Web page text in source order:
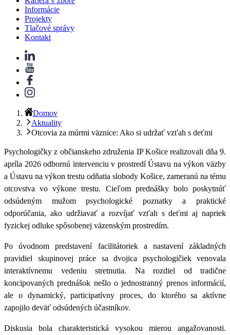
Informácie
Projekty
Tlačové správy
Kontakt
Domov
Aktuality
Otcovia za múrmi väznice: Ako si udržať vzťah s deťmi
Psychologičky z občianskeho združenia IP Košice realizovali dňa 9.
apríla 2026 odbornú intervenciu v prostredí Ústavu na výkon väzby
a Ústavu na výkon trestu odňatia slobody Košice, zameranú na tému
otcovstva vo výkone trestu. Cieľom prednášky bolo poskytnúť
odsúdeným mužom psychologické poznatky a praktické
odporúčania, ako udržiavať a rozvíjať vzťah s deťmi aj napriek
fyzickej odluke spôsobenej väzenským prostredím.
Po úvodnom predstavení facilitátoriek a nastavení základných
pravidiel skupinovej práce sa dvojica psychologičiek venovala
interaktívnemu vedeniu stretnutia. Na rozdiel od tradične
koncipovaných prednášok nešlo o jednostranný prenos informácií,
ale o dynamický, participatívny proces, do ktorého sa aktívne
zapojilo deväť odsúdených účastníkov.
Diskusia bola charakteristická vysokou mierou angažovanosti.